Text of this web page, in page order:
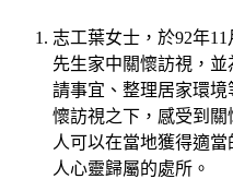
志工葉女士，於92年
先生家中關懷訪視，
請事宜、整理居家環
懷訪視之下，感受到
人可以在當地獲得適
人心靈歸屬的處所。